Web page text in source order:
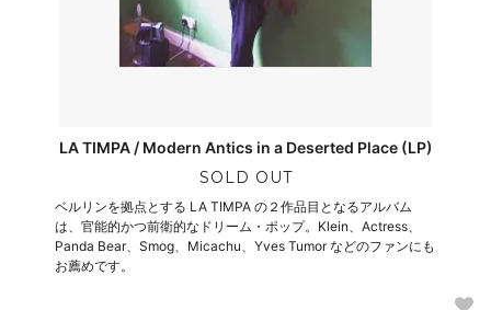
LA TIMPA / Modern Antics in a Deserted Place (LP)
SOLD OUT
ベルリンを拠点とする LA TIMPA の２作品目となるアルバム
は、官能的かつ前衛的なドリーム・ポップ。Klein、Actress、
Panda Bear、Smog、Micachu、Yves Tumor などのファンにも
お薦めです。